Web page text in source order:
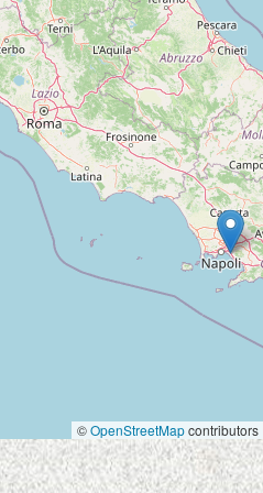
©OpenStreetMapcontributors